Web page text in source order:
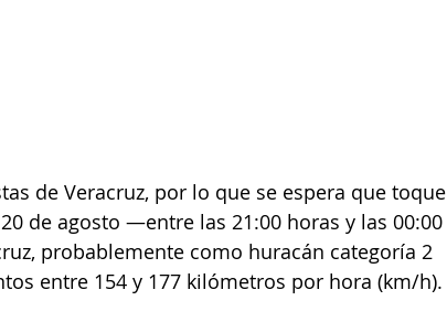
de Veracruz, por lo que se espera que toque
de agosto —entre las 21:00 horas y las 00:00
probablemente como huracán categoría 2
entre 154 y 177 kilómetros por hora (km/h).